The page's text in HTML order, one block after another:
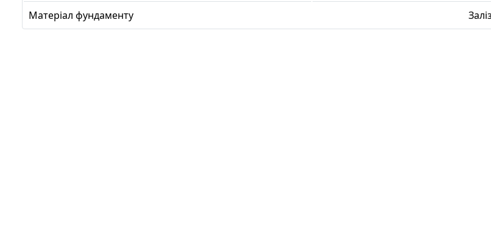
Матеріал фундаменту